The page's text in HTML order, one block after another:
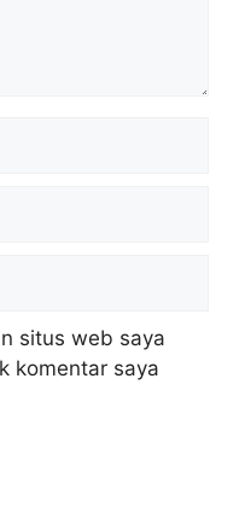
situs web saya
komentar saya